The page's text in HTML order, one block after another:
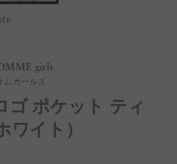
girls
ムガールズ
ゴ ポケット ティ
ワイト）